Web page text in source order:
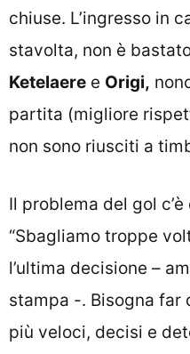
chiuse. L’ingresso in
stavolta, non è
Ketelaere e Origi,
partita (migliore
non sono riusciti a
Il problema del gol
“Sbagliamo troppe
l’ultima decisione –
stampa -. Bisogna far
più veloci, decisi e